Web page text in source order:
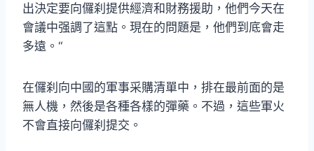
出決定要向儸刹提供經濟和財務援助，他們今天在
會議中强調了這點。現在的問題是，他們到底會走
多遠。“
在儸刹向中國的軍事采購清單中，排在最前面的是
無人機，然後是各種各樣的彈藥。不過，這些軍火
不會直接向儸刹提交。